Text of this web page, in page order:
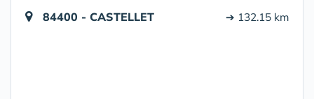
84400 - CASTELLET ➔ 132.15 km